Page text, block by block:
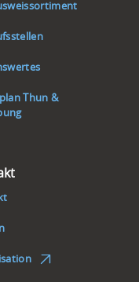
Thun &